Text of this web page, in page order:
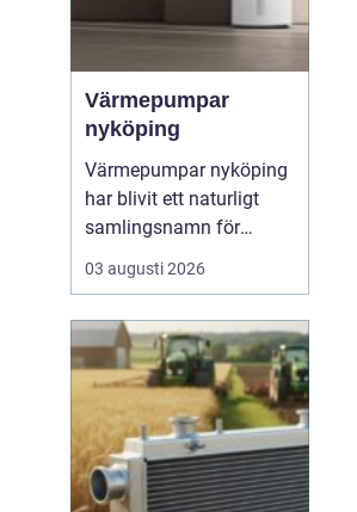
Värmepumpar
nyköping
Värmepumpar nyköping
har blivit ett naturligt
samlingsnamn för
husägare som vill
kombinera lägre
högre komfort och lägre
klimatpåverkan. Många
villor i området har äldre
elpannor, olja eller
direktverkande el, och
många ser hur en...
03 augusti 2026